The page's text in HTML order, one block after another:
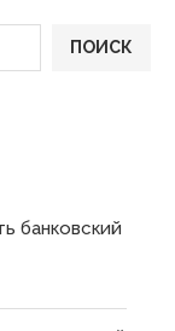
ПОИСК
банковский